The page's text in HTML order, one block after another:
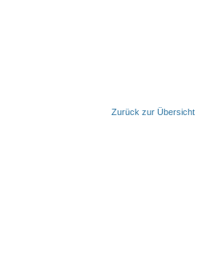
Zurück zur Übersicht